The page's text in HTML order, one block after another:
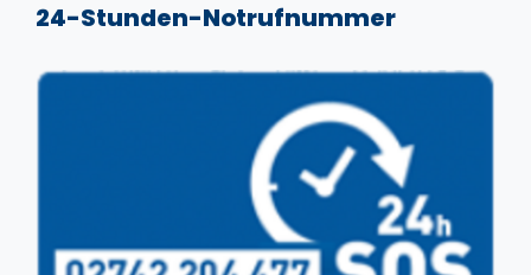
24-Stunden-Notrufnummer